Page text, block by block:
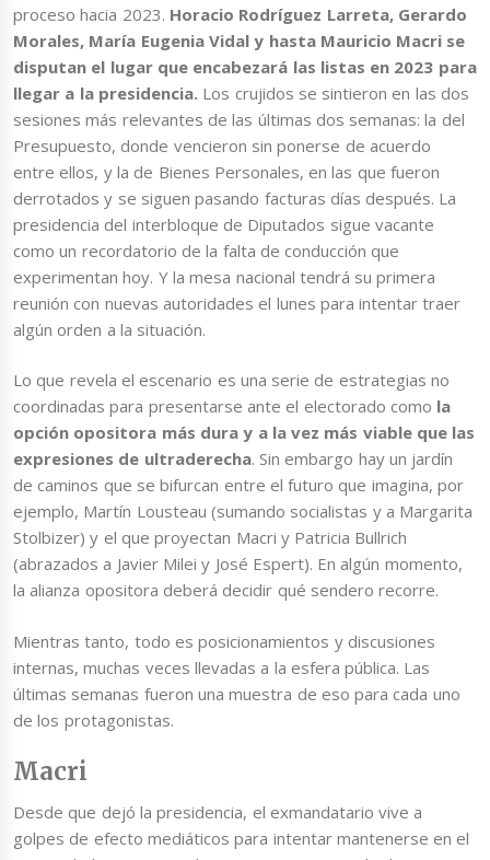
proceso hacia 2023. Horacio Rodríguez Larreta, Gerardo
Morales, María Eugenia Vidal y hasta Mauricio Macri se
disputan el lugar que encabezará las listas en 2023 para
llegar a la presidencia. Los crujidos se sintieron en las dos
sesiones más relevantes de las últimas dos semanas: la del
Presupuesto, donde vencieron sin ponerse de acuerdo
entre ellos, y la de Bienes Personales, en las que fueron
derrotados y se siguen pasando facturas días después. La
presidencia del interbloque de Diputados sigue vacante
como un recordatorio de la falta de conducción que
experimentan hoy. Y la mesa nacional tendrá su primera
reunión con nuevas autoridades el lunes para intentar traer
algún orden a la situación.
Lo que revela el escenario es una serie de estrategias no
coordinadas para presentarse ante el electorado como la
opción opositora más dura y a la vez más viable que las
expresiones de ultraderecha. Sin embargo hay un jardín
de caminos que se bifurcan entre el futuro que imagina, por
ejemplo, Martín Lousteau (sumando socialistas y a Margarita
Stolbizer) y el que proyectan Macri y Patricia Bullrich
(abrazados a Javier Milei y José Espert). En algún momento,
la alianza opositora deberá decidir qué sendero recorre.
Mientras tanto, todo es posicionamientos y discusiones
internas, muchas veces llevadas a la esfera pública. Las
últimas semanas fueron una muestra de eso para cada uno
de los protagonistas.
Macri
Desde que dejó la presidencia, el exmandatario vive a
golpes de efecto mediáticos para intentar mantenerse en el